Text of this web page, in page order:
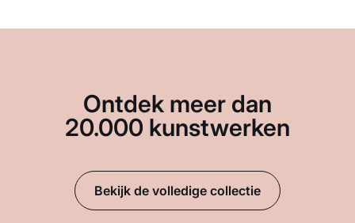
Ontdek meer dan
20.000 kunstwerken
Bekijk de volledige collectie